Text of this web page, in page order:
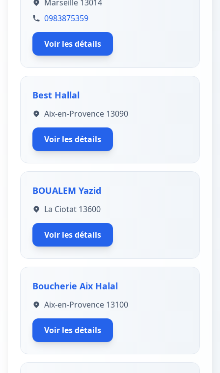
Marseille 13014
0983875359
Voir les détails
Best Hallal
Aix-en-Provence 13090
Voir les détails
BOUALEM Yazid
La Ciotat 13600
Voir les détails
Boucherie Aix Halal
Aix-en-Provence 13100
Voir les détails